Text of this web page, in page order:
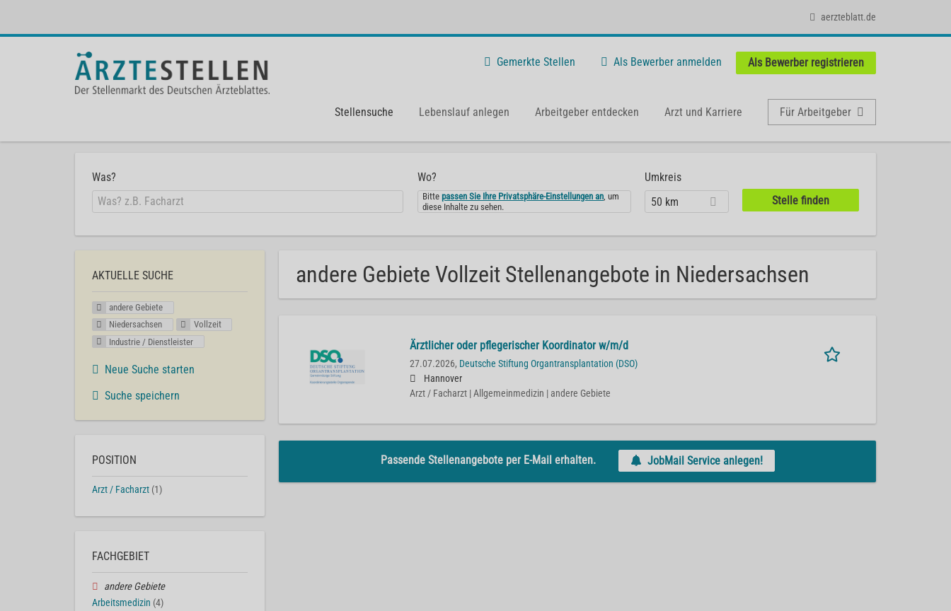
aerzteblatt.de
Gemerkte Stellen Als Bewerber anmelden Als Bewerber registrieren
Stellensuche Lebenslauf anlegen Arbeitgeber entdecken Arzt und Karriere Für Arbeitgeber
Was? Wo?
Bittepassen Sie Ihre Privatsphäre-Einstellungen an, um
diese Inhalte zu sehen.
Umkreis
50 km
andere Gebiete Vollzeit Stellenangebote in Niedersachsen
Ärztlicher oder pflegerischer Koordinator w/m/d
27.07.2026, Deutsche Stiftung Organtransplantation (DSO)
Hannover
Arzt / Facharzt | Allgemeinmedizin | andere Gebiete
Passende Stellenangebote per E-Mail erhalten. JobMail Service anlegen!
AKTUELLE SUCHE
andere Gebiete
Niedersachsen
Vollzeit
Industrie / Dienstleister
Neue Suche starten
Suche speichern
POSITION
Arzt / Facharzt (1)
FACHGEBIET
andere Gebiete
Arbeitsmedizin (4)